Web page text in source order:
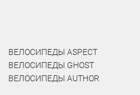
ВЕЛОСИПЕДЫ ASPECT
ВЕЛОСИПЕДЫ GHOST
ВЕЛОСИПЕДЫ AUTHOR